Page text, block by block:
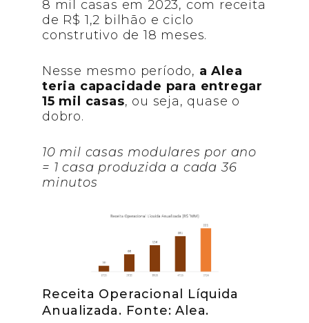
8 mil casas em 2023, com receita
de R$ 1,2 bilhão e ciclo
construtivo de 18 meses.
Nesse mesmo período, a Alea
teria capacidade para entregar
15 mil casas, ou seja, quase o
dobro.
10 mil casas modulares por ano
= 1 casa produzida a cada 36
minutos
Receita Operacional Líquida
Anualizada. Fonte: Alea.